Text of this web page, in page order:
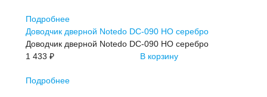
Подробнее
Доводчик дверной Notedo DC-090 НО серебро
Доводчик дверной Notedo DC-090 НО серебро
1 433 ₽
В корзину
Подробнее